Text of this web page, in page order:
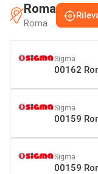
Roma
Roma
Sigma
00162
Sigma
00159
Sigma
00159